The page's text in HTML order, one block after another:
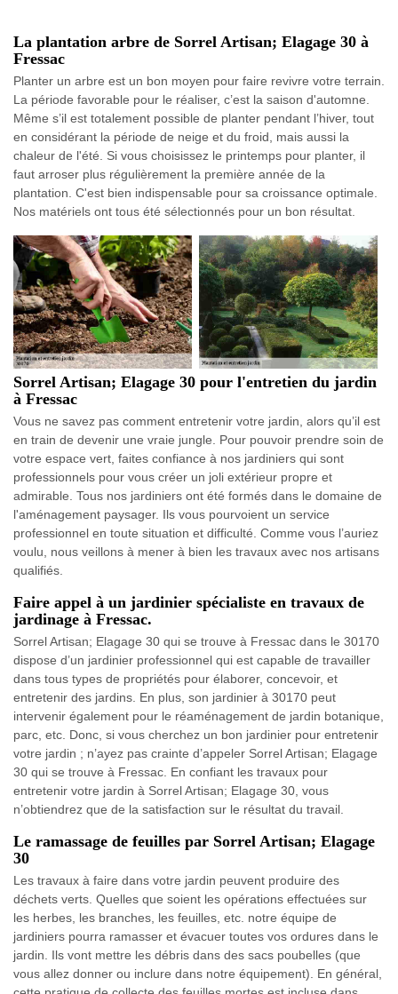
La plantation arbre de Sorrel Artisan; Elagage 30 à
Fressac
Planter un arbre est un bon moyen pour faire revivre votre terrain.
La période favorable pour le réaliser, c’est la saison d'automne.
Même s’il est totalement possible de planter pendant l’hiver, tout
en considérant la période de neige et du froid, mais aussi la
chaleur de l'été. Si vous choisissez le printemps pour planter, il
faut arroser plus régulièrement la première année de la
plantation. C'est bien indispensable pour sa croissance optimale.
Nos matériels ont tous été sélectionnés pour un bon résultat.
Sorrel Artisan; Elagage 30 pour l'entretien du jardin
à Fressac
Vous ne savez pas comment entretenir votre jardin, alors qu’il est
en train de devenir une vraie jungle. Pour pouvoir prendre soin de
votre espace vert, faites confiance à nos jardiniers qui sont
professionnels pour vous créer un joli extérieur propre et
admirable. Tous nos jardiniers ont été formés dans le domaine de
l'aménagement paysager. Ils vous pourvoient un service
professionnel en toute situation et difficulté. Comme vous l’auriez
voulu, nous veillons à mener à bien les travaux avec nos artisans
qualifiés.
Faire appel à un jardinier spécialiste en travaux de
jardinage à Fressac.
Sorrel Artisan; Elagage 30 qui se trouve à Fressac dans le 30170
dispose d’un jardinier professionnel qui est capable de travailler
dans tous types de propriétés pour élaborer, concevoir, et
entretenir des jardins. En plus, son jardinier à 30170 peut
intervenir également pour le réaménagement de jardin botanique,
parc, etc. Donc, si vous cherchez un bon jardinier pour entretenir
votre jardin ; n’ayez pas crainte d’appeler Sorrel Artisan; Elagage
30 qui se trouve à Fressac. En confiant les travaux pour
entretenir votre jardin à Sorrel Artisan; Elagage 30, vous
n’obtiendrez que de la satisfaction sur le résultat du travail.
Le ramassage de feuilles par Sorrel Artisan; Elagage
30
Les travaux à faire dans votre jardin peuvent produire des
déchets verts. Quelles que soient les opérations effectuées sur
les herbes, les branches, les feuilles, etc. notre équipe de
jardiniers pourra ramasser et évacuer toutes vos ordures dans le
jardin. Ils vont mettre les débris dans des sacs poubelles (que
vous allez donner ou inclure dans notre équipement). En général,